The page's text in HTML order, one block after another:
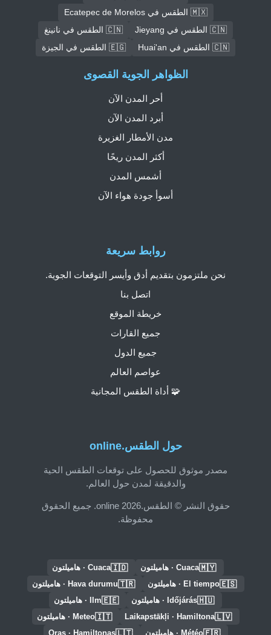
🇲🇽 الطقس في Ecatepec de Morelos
🇨🇳 الطقس في Jieyang
🇨🇳 الطقس في نانينغ
🇨🇳 الطقس في Huai'an
🇪🇬 الطقس في الجيزة
حول الطقس.online
مصدر موثوق للحصول على توقعات الطقس الحية
والدقيقة لمدن حول العالم.
حقوق النشر © الطقس.online 2026. جميع الحقوق
محفوظة.
روابط سريعة
نحن ملتزمون بتقديم أدق وأيسر التوقعات الجوية.
اتصل بنا
خريطة الموقع
جميع القارات
جميع الدول
عواصم العالم
🧩 أداة الطقس المجانية
الظواهر الجوية القصوى
أحر المدن الآن
أبرد المدن الآن
مدن الأمطار الغزيرة
أكثر المدن ريحًا
أشمس المدن
أسوأ جودة هواء الآن
🇲🇾Cuaca · هاميلتون 🇮🇩Cuaca · هاميلتون
🇪🇸El tiempo · هاميلتون 🇹🇷Hava durumu · هاميلتون
🇭🇺Időjárás · هاميلتون 🇪🇪Ilm · هاميلتون
🇱🇻
Laikapstākļi · Hamiltona
🇮🇹Meteo · هاميلتون
🇫🇷Météo · هاميلتون 🇱🇹
Oras · Hamiltonas